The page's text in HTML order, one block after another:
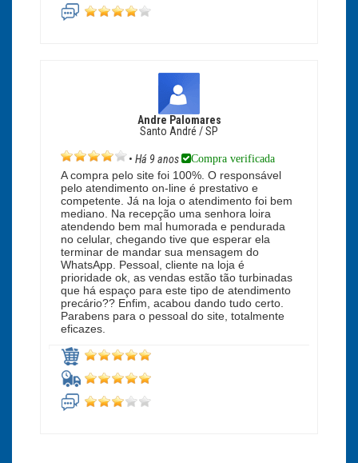
Andre Palomares
Santo André / SP
• Há 9 anos Compra verificada
A compra pelo site foi 100%. O responsável
pelo atendimento on-line é prestativo e
competente. Já na loja o atendimento foi bem
mediano. Na recepção uma senhora loira
atendendo bem mal humorada e pendurada
no celular, chegando tive que esperar ela
terminar de mandar sua mensagem do
WhatsApp. Pessoal, cliente na loja é
prioridade ok, as vendas estão tão turbinadas
que há espaço para este tipo de atendimento
precário?? Enfim, acabou dando tudo certo.
Parabens para o pessoal do site, totalmente
eficazes.